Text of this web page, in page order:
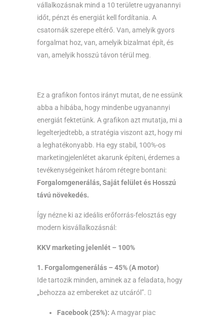
vállalkozásnak mind a 10 területre ugyanannyi
időt, pénzt és energiát kell fordítania. A
csatornák szerepe eltérő. Van, amelyik gyors
forgalmat hoz, van, amelyik bizalmat épít, és
van, amelyik hosszú távon térül meg.
Ez a grafikon fontos irányt mutat, de ne essünk
abba a hibába, hogy mindenbe ugyanannyi
energiát fektetünk. A grafikon azt mutatja, mi a
legelterjedtebb, a stratégia viszont azt, hogy mi
a leghatékonyabb. Ha egy stabil, 100%-os
marketingjelenlétet akarunk építeni, érdemes a
tevékenységeinket három rétegre bontani:
Forgalomgenerálás, Saját felület és Hosszú
távú növekedés.
Így nézne ki az ideális erőforrás-felosztás egy
modern kisvállalkozásnál:
KKV marketing jelenlét – 100%
1. Forgalomgenerálás – 45% (A motor)
Ide tartozik minden, aminek az a feladata, hogy
„behozza az embereket az utcáról”. 
Facebook (25%): A magyar piac